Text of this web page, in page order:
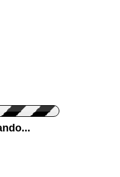
Pon tu foto de